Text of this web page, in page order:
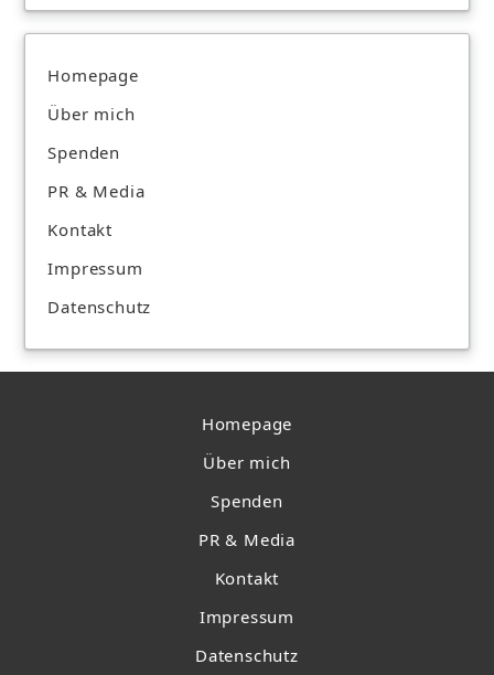
Homepage
Über mich
Spenden
PR & Media
Kontakt
Impressum
Datenschutz
Homepage
Über mich
Spenden
PR & Media
Kontakt
Impressum
Datenschutz